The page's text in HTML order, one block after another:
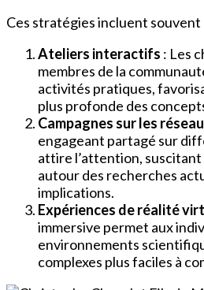
Ces stratégies incluent souvent
Ateliers interactifs : Les
membres de la
activités pratiques,
plus profonde des
Campagnes sur les
engageant partagé sur
attire l’attention,
autour des recherches
implications.
Expériences de réalité
immersive permet aux
environnements
complexes plus faciles à